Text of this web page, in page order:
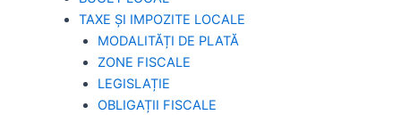
TAXE ȘI IMPOZITE LOCALE
MODALITĂȚI DE PLATĂ
ZONE FISCALE
LEGISLAȚIE
OBLIGAȚII FISCALE